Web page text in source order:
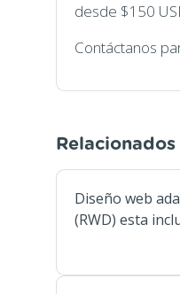
desde $150
Contáctanos
Relacionados
Diseño web
(RWD) esta